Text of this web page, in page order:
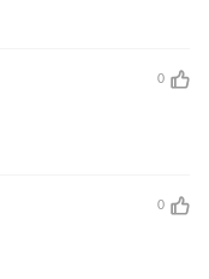
0
0